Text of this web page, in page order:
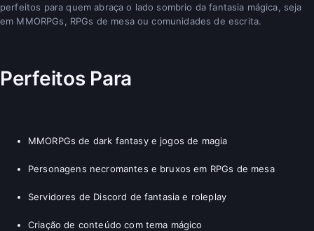
perfeitos para quem abraça o lado sombrio da fantasia mágica, seja
em MMORPGs, RPGs de mesa ou comunidades de escrita.
Perfeitos Para
MMORPGs de dark fantasy e jogos de magia
Personagens necromantes e bruxos em RPGs de mesa
Servidores de Discord de fantasia e roleplay
Criação de conteúdo com tema mágico